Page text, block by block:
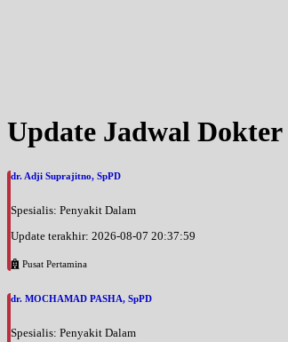
Update Jadwal
dr. Adji Suprajitno, SpPD
Spesialis: Penyakit Dalam
Update terakhir: 2026-08-07 20:37:59
Pusat Pertamina
dr. MOCHAMAD PASHA, SpPD
Spesialis: Penyakit Dalam